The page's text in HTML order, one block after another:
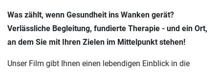
Was zählt, wenn Gesundheit ins Wanken gerät?
Verlässliche Begleitung, fundierte Therapie - und ein Ort,
an dem Sie mit Ihren Zielen im Mittelpunkt stehen!
Unser Film gibt Ihnen einen lebendigen Einblick in die